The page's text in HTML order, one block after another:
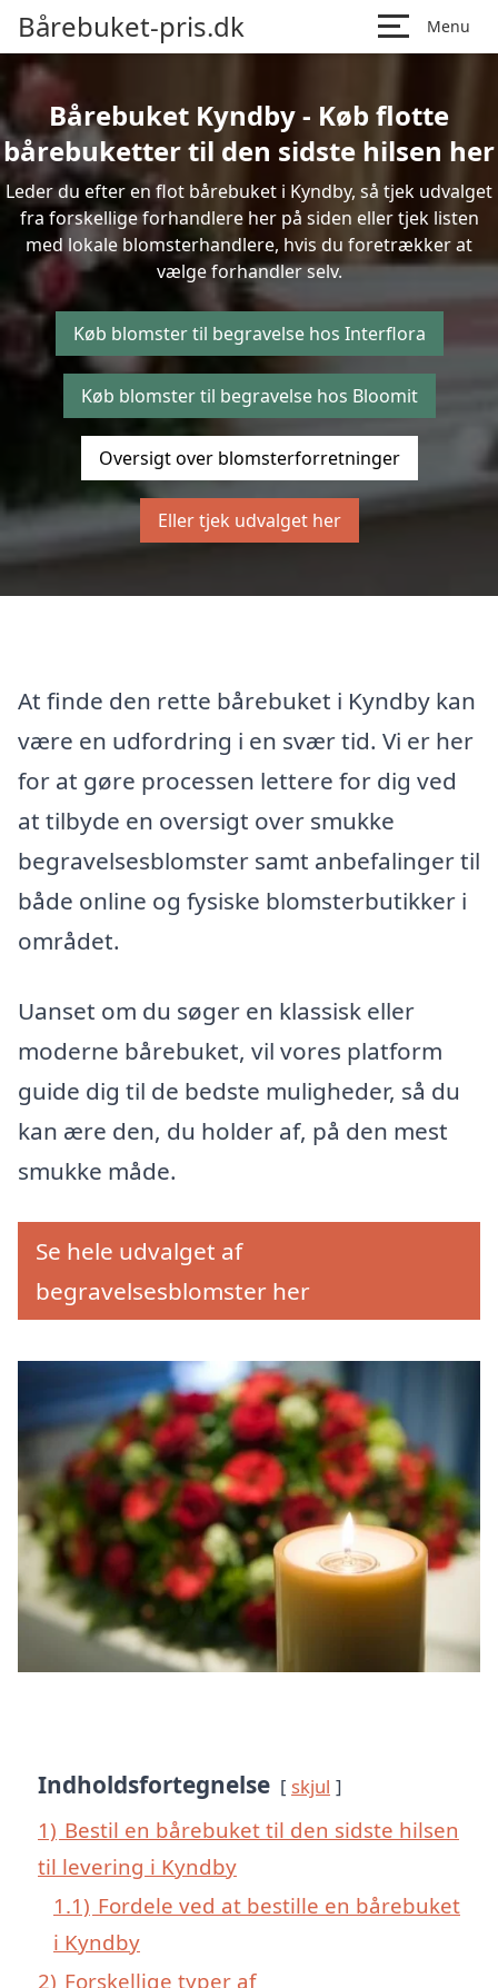
Bårebuket-pris.dk Menu
Bårebuket Kyndby - Køb flotte
bårebuketter til den sidste hilsen her
Leder du efter en flot bårebuket i Kyndby, så tjek udvalget
fra forskellige forhandlere her på siden eller tjek listen
med lokale blomsterhandlere, hvis du foretrækker at
vælge forhandler selv.
Køb blomster til begravelse hos Interflora
Køb blomster til begravelse hos Bloomit
Oversigt over blomsterforretninger
Eller tjek udvalget her
At finde den rette bårebuket i Kyndby kan
være en udfordring i en svær tid. Vi er her
for at gøre processen lettere for dig ved
at tilbyde en oversigt over smukke
begravelsesblomster samt anbefalinger til
både online og fysiske blomsterbutikker i
området.
Uanset om du søger en klassisk eller
moderne bårebuket, vil vores platform
guide dig til de bedste muligheder, så du
kan ære den, du holder af, på den mest
smukke måde.
Se hele udvalget af
begravelsesblomster her
Indholdsfortegnelse skjul
1) Bestil en bårebuket til den sidste hilsen
til levering i Kyndby
1.1) Fordele ved at bestille en bårebuket
i Kyndby
2) Forskellige typer af